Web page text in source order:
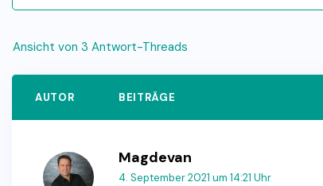
Ansicht von 3 Antwort-Threads
AUTOR BEITRÄGE
Magdevan
4. September 2021 um 14:21 Uhr